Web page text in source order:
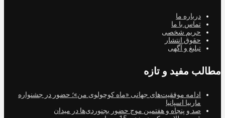
درباره ما
تماس با ما
حریم شخصی
حقوق انتشار
تبلیغ و آگهی
مطالب مفید و تازه
ادامه موفقیت‌های جهانی «ماه کوچولوی من»؛ حضور در جشنواره
ماربیا اسپانیا
صد و پنجاه و هفتمین موج حضور بجنوردی‌ها در میدان